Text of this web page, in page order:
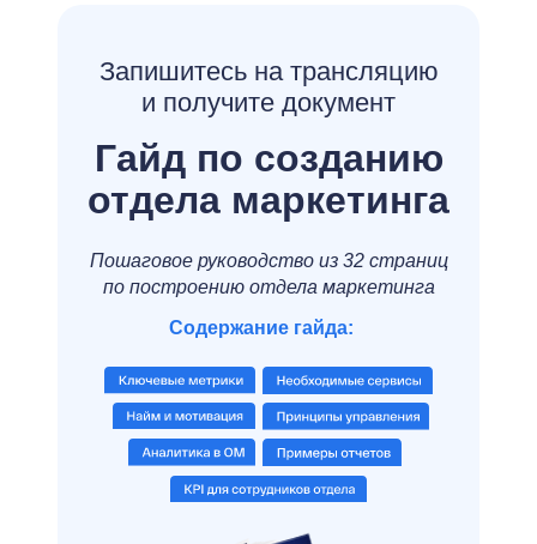
Запишитесь на трансляцию
и получите документ
Гайд по созданию
отдела маркетинга
Пошаговое руководство из 32 страниц
по построению отдела маркетинга
Содержание гайда: